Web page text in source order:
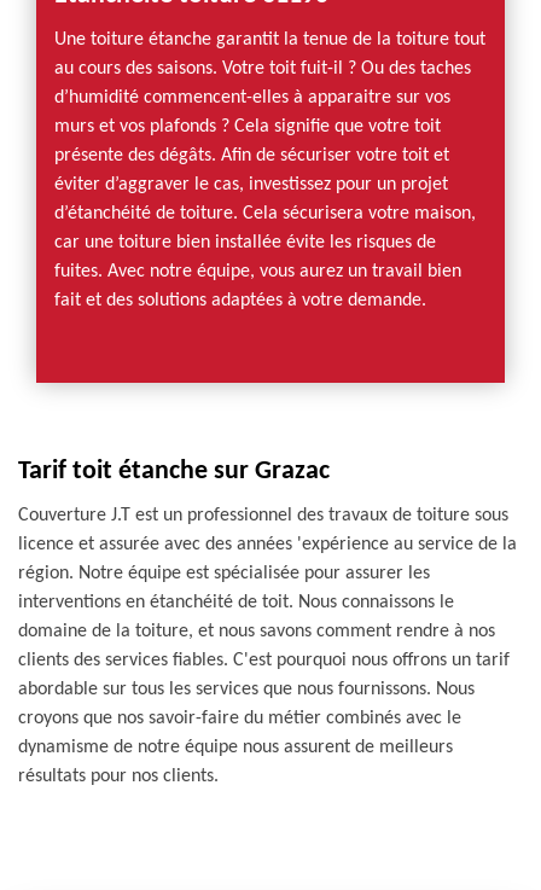
Une toiture étanche garantit la tenue de la toiture tout
au cours des saisons. Votre toit fuit-il ? Ou des taches
d’humidité commencent-elles à apparaitre sur vos
murs et vos plafonds ? Cela signifie que votre toit
présente des dégâts. Afin de sécuriser votre toit et
éviter d’aggraver le cas, investissez pour un projet
d’étanchéité de toiture. Cela sécurisera votre maison,
car une toiture bien installée évite les risques de
fuites. Avec notre équipe, vous aurez un travail bien
fait et des solutions adaptées à votre demande.
Tarif toit étanche sur Grazac
Couverture J.T est un professionnel des travaux de toiture sous
licence et assurée avec des années 'expérience au service de la
région. Notre équipe est spécialisée pour assurer les
interventions en étanchéité de toit. Nous connaissons le
domaine de la toiture, et nous savons comment rendre à nos
clients des services fiables. C'est pourquoi nous offrons un tarif
abordable sur tous les services que nous fournissons. Nous
croyons que nos savoir-faire du métier combinés avec le
dynamisme de notre équipe nous assurent de meilleurs
résultats pour nos clients.